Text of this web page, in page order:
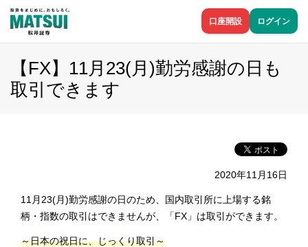
口座開設 ログイン
【FX】11月23(月)勤労感謝の日も
取引できます
2020年11月16日
11月23(月)勤労感謝の日のため、国内取引所に上場する銘
柄・指数の取引はできませんが、「FX」は取引ができます。
～日本の祝日に、じっくり取引～